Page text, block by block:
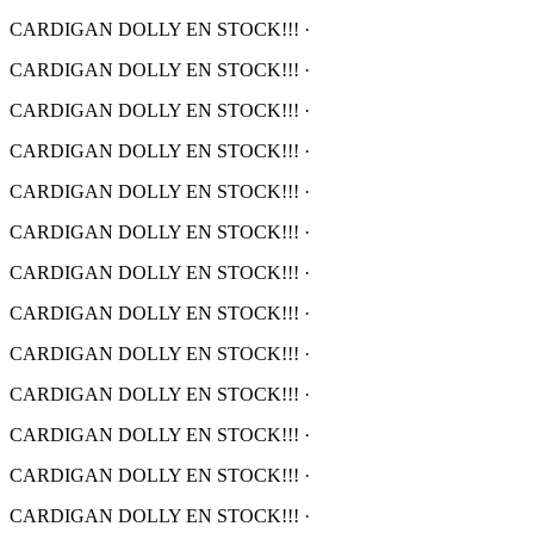
CARDIGAN DOLLY EN STOCK!!! ·
CARDIGAN DOLLY EN STOCK!!! ·
CARDIGAN DOLLY EN STOCK!!! ·
CARDIGAN DOLLY EN STOCK!!! ·
CARDIGAN DOLLY EN STOCK!!! ·
CARDIGAN DOLLY EN STOCK!!! ·
CARDIGAN DOLLY EN STOCK!!! ·
CARDIGAN DOLLY EN STOCK!!! ·
CARDIGAN DOLLY EN STOCK!!! ·
CARDIGAN DOLLY EN STOCK!!! ·
CARDIGAN DOLLY EN STOCK!!! ·
CARDIGAN DOLLY EN STOCK!!! ·
CARDIGAN DOLLY EN STOCK!!! ·